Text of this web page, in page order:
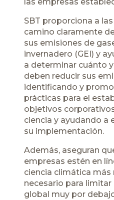
SBT proporciona a
camino claramente
sus emisiones de
invernadero (GEI) y
a determinar cuánto
deben reducir sus
identificando y
prácticas para el
objetivos
ciencia y ayudando a
su implementación.
Además, aseguran
empresas estén en
ciencia climática más
necesario para
global muy por